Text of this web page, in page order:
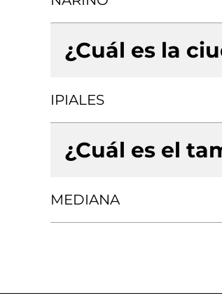
¿Cuál es la
IPIALES
¿Cuál es el
MEDIANA